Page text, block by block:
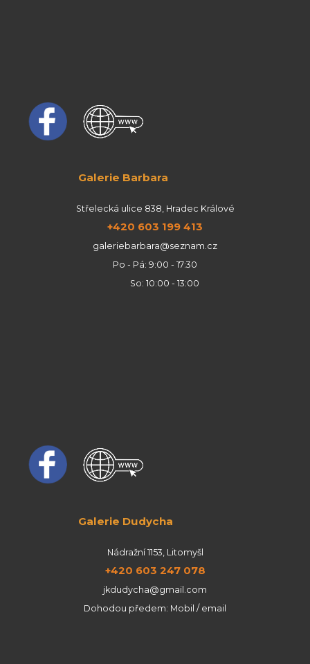
Galerie Barbara
Střelecká ulice 838, Hradec Králové
+420 603 199 413
galeriebarbara@seznam.cz
Po - Pá: 9:00 - 17:30
So: 10:00 - 13:00
Galerie Dudycha
Nádražní 1153, Litomyšl
+420 603 247 078
jkdudycha@gmail.com
Dohodou předem: Mobil / email